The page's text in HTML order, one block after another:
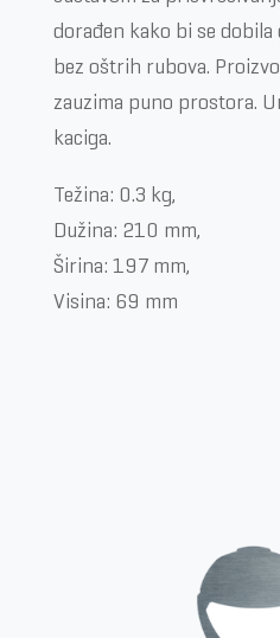
dorađen kako bi se dobila
bez oštrih rubova.
zauzima puno prostora.
kaciga.
Težina: 0.3 kg,
Dužina: 210 mm,
Širina: 197 mm,
Visina: 69 mm